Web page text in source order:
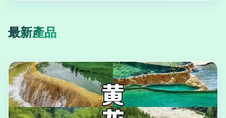
最新產品